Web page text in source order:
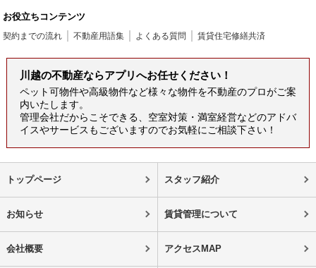
お役立ちコンテンツ
契約までの流れ 不動産用語集 よくある質問 賃貸住宅修繕共済
川越の不動産ならアプリへお任せください！
ペット可物件や高級物件など様々な物件を不動産のプロがご案
内いたします。
管理会社だからこそできる、空室対策・満室経営などのアドバ
イスやサービスもございますのでお気軽にご相談下さい！
トップページ スタッフ紹介
お知らせ 賃貸管理について
会社概要 アクセスMAP